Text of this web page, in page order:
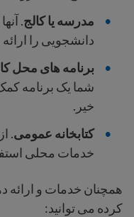
مدرسه یا کالج.
دانشجویی را
برنامه های محل
خیر.
کتابخانه عمومی.
خدمات محلی
همچنان خدمات و ارائه
کرده می توانید: